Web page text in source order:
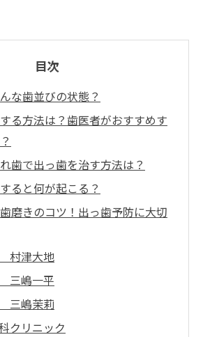
目次
な歯並びの状態？
る方法は？歯医者がおすすめす
歯で出っ歯を治す方法は？
ると何が起こる？
磨きのコツ！出っ歯予防に大切
村津大地
三嶋一平
三嶋茉莉
クリニック